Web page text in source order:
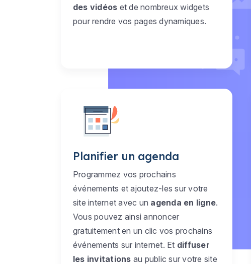
des vidéos et de nombreux widgets
pour rendre vos pages dynamiques.
Planifier un agenda
Programmez vos prochains
événements et ajoutez-les sur votre
site internet avec un agenda en ligne.
Vous pouvez ainsi annoncer
gratuitement en un clic vos prochains
événements sur internet. Et diffuser
les invitations au public sur votre site